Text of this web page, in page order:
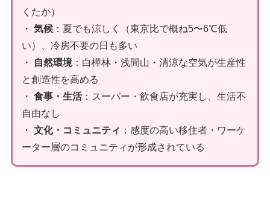
くたか）
・ 気候：夏でも涼しく（東京比で概ね5〜6℃低
い）、冷房不要の日も多い
・
自然環境：白樺林・浅間山・清涼な空気が生産性
と創造性を高める
・ 食事・生活：スーパー・飲食店が充実し、生活不
自由なし
・ 文化・コミュニティ ：感度の高い移住者・ワーケ
ーター層のコミュニティが形成されている